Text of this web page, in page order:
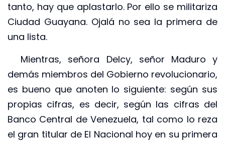
tanto, hay que aplastarlo. Por ello se militariza
Ciudad Guayana. Ojalá no sea la primera de
una lista.
Mientras, señora Delcy, señor Maduro y
demás miembros del Gobierno revolucionario,
es bueno que anoten lo siguiente: según sus
propias cifras, es decir, según las cifras del
Banco Central de Venezuela, tal como lo reza
el gran titular de El Nacional hoy en su primera